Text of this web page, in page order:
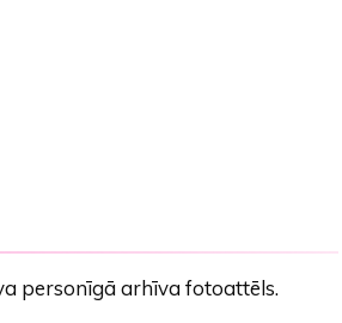
personīgā arhīva fotoattēls.